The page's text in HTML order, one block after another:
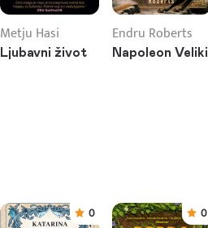
Metju Hasi
Ljubavni život
Endru Roberts
Napoleon Veliki
0 0